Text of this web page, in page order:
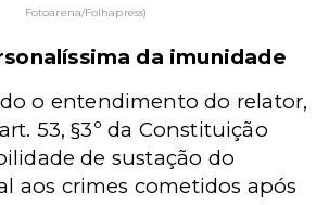
Fotoarena/Folhapress)
da imunidade
o entendimento do relator,
53, §3º da Constituição
de sustação do
aos crimes cometidos após